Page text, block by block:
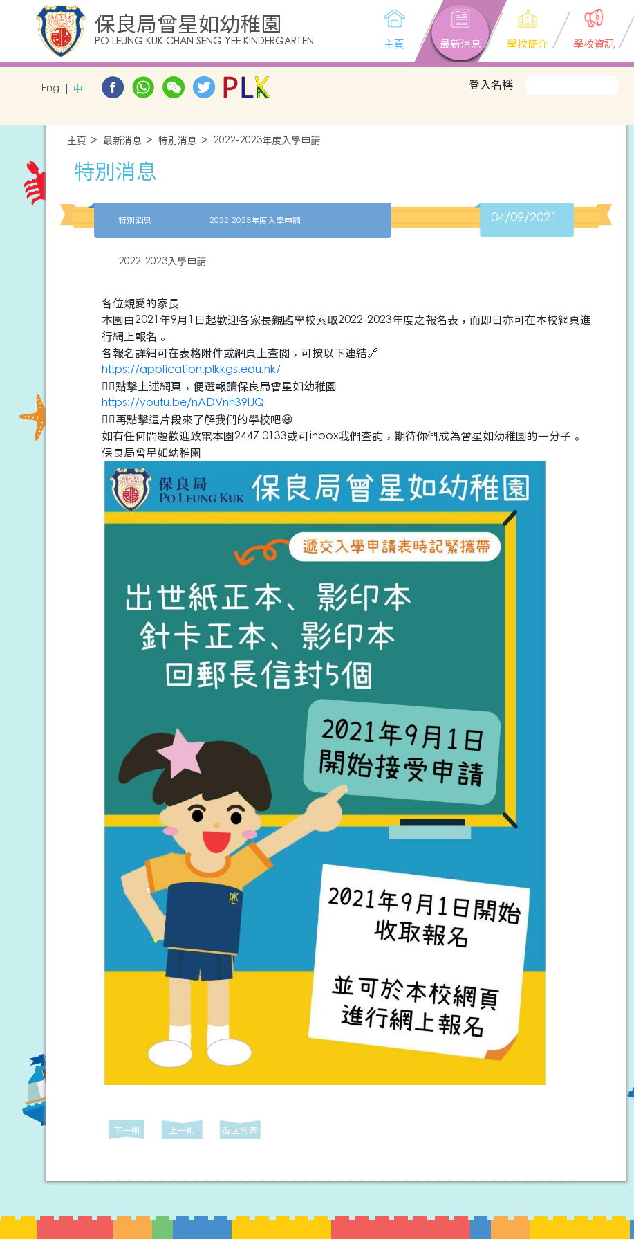
保良局曾星如幼稚園
PO LEUNG KUK CHAN SENG YEE KINDERGARTEN 主頁 最新消息 學校簡介 學校資訊
Eng 中 登入名稱
主頁 最新消息 特別消息 2022-2023年度入學申請
特別消息
特別消息 2022-2023年度入學申請 04/09/2021
2022-2023入學申請
各位親愛的家長
本園由2021年9月1日起歡迎各家長親臨學校索取2022-2023年度之報名表，而即日亦可在本校網頁進
行網上報名。
各報名詳細可在表格附件或網頁上查閱，可按以下連結🔗
https://application.plkkgs.edu.hk/
👆🏻點擊上述網頁，便選報讀保良局曾星如幼稚園
https://youtu.be/nADVnh39lJQ
👆🏻再點擊這片段來了解我們的學校吧😃
如有任何問題歡迎致電本園2447 0133或可inbox我們查詢，期待你們成為曾星如幼稚園的一分子。
保良局曾星如幼稚園
下一則 上一則 返回列表